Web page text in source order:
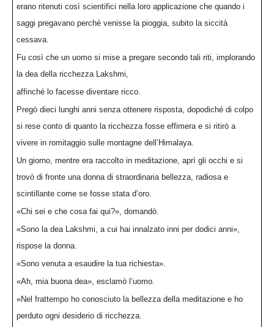
erano ritenuti così scientifici nella loro applicazione che quando i
saggi pregavano perché venisse la pioggia, subito la siccità
cessava.
Fu così che un uomo si mise a pregare secondo tali riti, implorando
la dea della ricchezza Lakshmi,
affinché lo facesse diventare ricco.
Pregò dieci lunghi anni senza ottenere risposta, dopodiché di colpo
si rese conto di quanto la ricchezza fosse effimera e si ritirò a
vivere in romitaggio sulle montagne dell’Himalaya.
Un giorno, mentre era raccolto in meditazione, aprì gli occhi e si
trovò di fronte una donna di straordinaria bellezza, radiosa e
scintillante come se fosse stata d’oro.
«Chi sei e che cosa fai qui?», domandò.
«Sono la dea Lakshmi, a cui hai innalzato inni per dodici anni»,
rispose la donna.
«Sono venuta a esaudire la tua richiesta».
«Ah, mia buona dea», esclamò l’uomo.
«Nel frattempo ho conosciuto la bellezza della meditazione e ho
perduto ogni desiderio di ricchezza.